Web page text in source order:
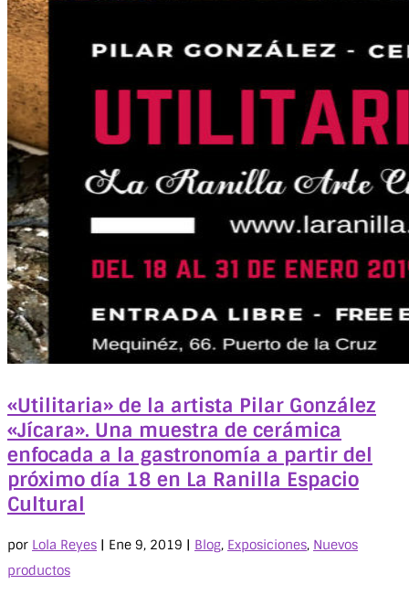
«Utilitaria» de la artista Pilar González
«Jícara». Una muestra de cerámica
enfocada a la gastronomía a partir del
próximo día 18 en La Ranilla Espacio
Cultural
por Lola Reyes | Ene 9, 2019 | Blog, Exposiciones, Nuevos
productos